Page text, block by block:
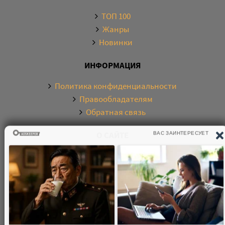
ТОП 100
Жанры
Новинки
ИНФОРМАЦИЯ
Политика конфиденциальности
Правообладателям
Обратная связь
Электронная библиотека аудиокниг. Более 20000
аудиокниг в хорошем качестве. Слушайте аудиокниги
бесплатно онлайн и без регистрации. По любым
вопросам обращайтесь на почту: